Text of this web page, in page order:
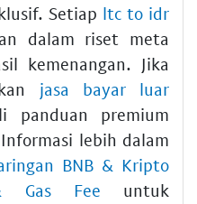
Setiap ltc to idr
dalam riset meta
kemenangan. Jika
jasa bayar luar
panduan premium
lebih dalam
BNB & Kripto
Gas Fee untuk